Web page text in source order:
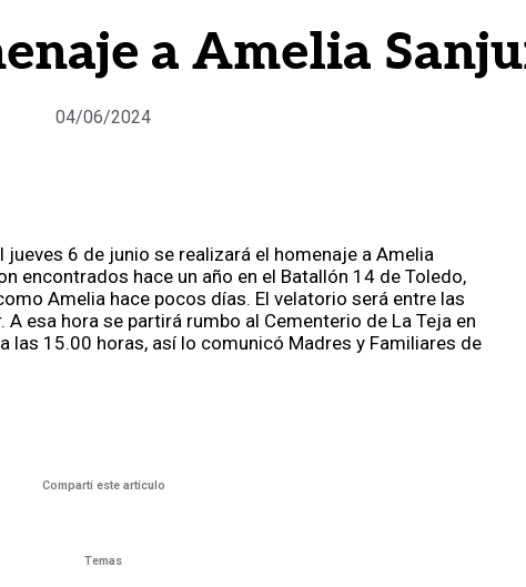
a Amelia
04/06/2024
jueves 6 de junio se realizará el homenaje a Amelia
encontrados hace un año en el Batallón 14 de Toledo,
Amelia hace pocos días. El velatorio será entre las
A esa hora se partirá rumbo al Cementerio de La Teja en
las 15.00 horas, así lo comunicó Madres y Familiares de
Compartí este artículo
Temas